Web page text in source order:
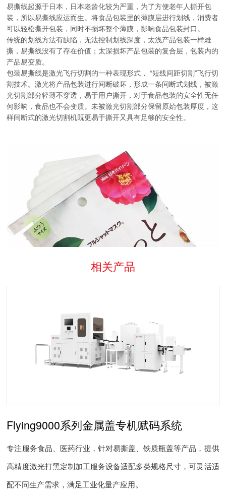
易撕线起源于日本，日本老龄化较为严重，为了方便老年人撕开包
装，所以易撕线应运而生。将食品包装里的薄膜层进行划线，消费者
可以轻松撕开包装，同时不损坏整个薄膜，影响食品包装封口。
传统的划线方法有缺陷，无法控制划线深度，太浅产品包装一样难
撕，易撕线没有了存在价值；太深损坏产品包装的复合层，包装内的
产品易变质。
包装易撕线是激光飞行切割的一种表现形式， “短线间距切割”飞行切
割技术。激光将产品包装进行间断破坏，形成一条间断式划线，被激
光切割部分轻薄不穿透，易于用户撕开，对于食品包装的安全性无任
何影响，食品也不会变质。未被激光切割部分保留原始包装厚度，这
样间断式的激光切割机既更易于撕开又具有足够的安全性。
相关产品
Flying9000系列金属盖专机赋码系统
专注服务食品、医药行业，针对易撕盖、铁质瓶盖等产品，提供
高精度激光打黑定制加工服务设备适配多类规格尺寸，可灵活适
配不同生产需求，满足工业化量产应用。